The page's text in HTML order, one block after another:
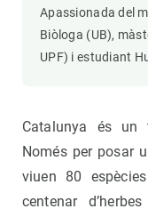
Apassionada del
Biòloga (UB),
UPF) i estudiant
Catalunya és un
Només per posar
viuen 80
centenar